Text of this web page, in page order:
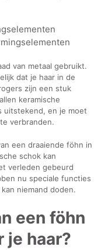
van metaal gebruikt.
dat je haar in de
zijn een stuk
keramische
uitstekend, en je moet
verbranden.
een draaiende föhn in
schok kan
verleden gebeurd
nu speciale functies
niemand doden.
een föhn
je haar?